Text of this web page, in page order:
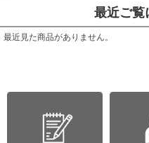
最近ご覧
最近見た商品がありません。